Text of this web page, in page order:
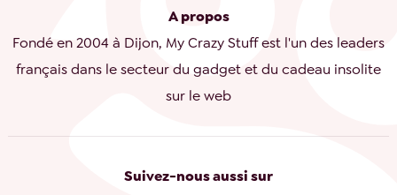
A propos
Fondé en 2004 à Dijon, My Crazy Stuff est l'un des leaders
français dans le secteur du gadget et du cadeau insolite
sur le web
Suivez-nous aussi sur